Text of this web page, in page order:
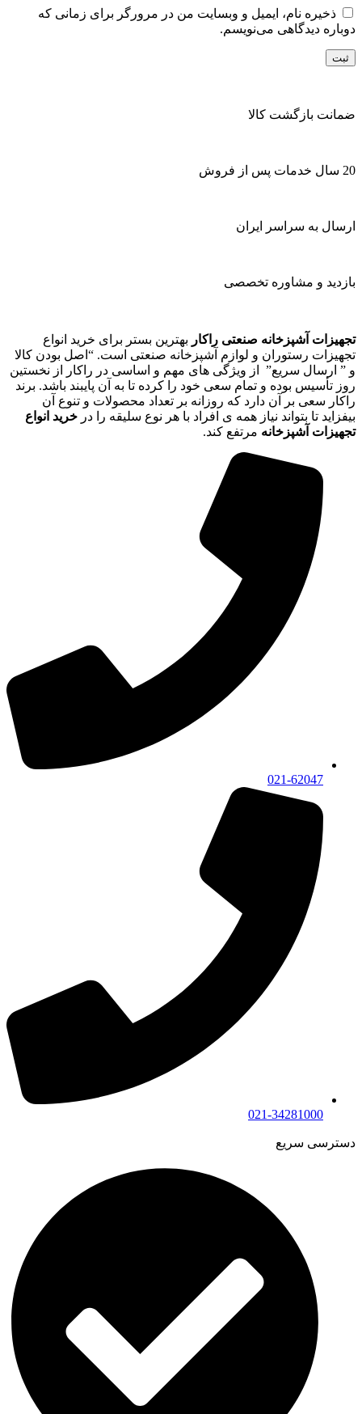
ذخیره نام، ایمیل و وبسایت من در مرورگر برای زمانی که
دوباره دیدگاهی می‌نویسم.
ضمانت بازگشت کالا
20 سال خدمات پس از فروش
ارسال به سراسر ایران
بازدید و مشاوره تخصصی
تجهیزات آشپزخانه صنعتی راکار بهترین بستر برای خرید انواع
تجهیزات رستوران و لوازم آشپزخانه صنعتی است. “اصل بودن کالا
و ” ارسال سریع” از ویژگی های مهم و اساسی در راکار از نخستین
روز تأسیس بوده و تمام سعی خود را کرده تا به آن پایبند باشد. برند
راکار سعی بر آن دارد که روزانه بر تعداد محصولات و تنوع آن
بیفزاید تا بتواند نیاز همه ی افراد با هر نوع سلیقه را در خرید انواع
تجهیزات آشپزخانه مرتفع کند.
021-62047
021-34281000
دسترسی سریع